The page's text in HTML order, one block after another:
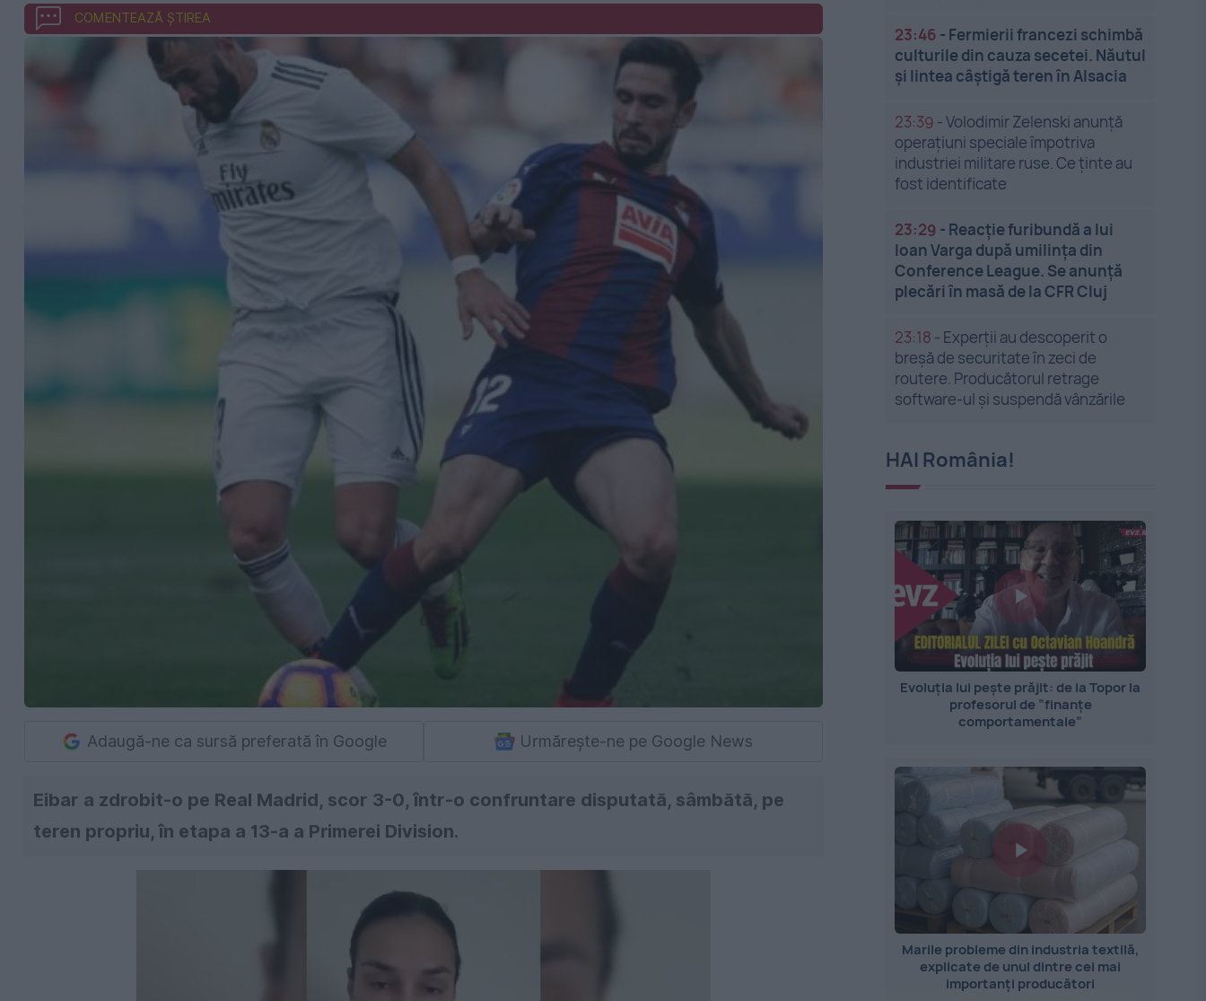
COMENTEAZĂ ȘTIREA
Adaugă-ne ca sursă preferată în Google Urmărește-ne pe Google News
Eibar a zdrobit-o pe Real Madrid, scor 3-0, într-o confruntare disputată, sâmbătă, pe
teren propriu, în etapa a 13-a a Primerei Division.
23:46 - Fermierii francezi schimbă
culturile din cauza secetei. Năutul
și lintea câștigă teren în Alsacia
23:39 -Volodimir Zelenski anunță
operațiuni speciale împotriva
industriei militare ruse. Ce ținte au
fost identificate
23:29 - Reacție furibundă a lui
Ioan Varga după umilința din
Conference League. Se anunță
plecări în masă de la CFR Cluj
23:18 - Experții au descoperit o
breșă de securitate în zeci de
routere. Producătorul retrage
software-ul și suspendă vânzările
HAI România!
Evoluția lui pește prăjit: de la Topor la
profesorul de ”finanțe
comportamentale”
Marile probleme din industria textilă,
explicate de unul dintre cei mai
importanți producători